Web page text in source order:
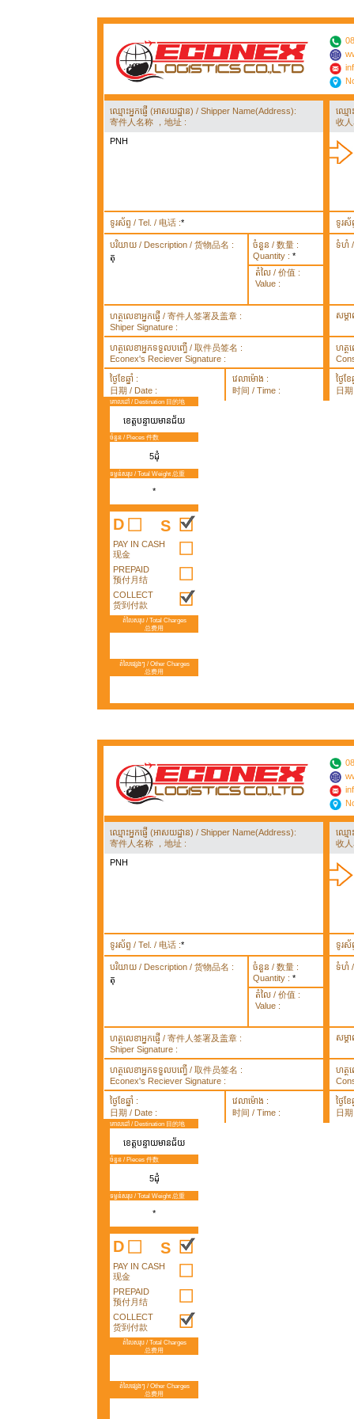
ឈ្មោះអ្នកផ្ញើ (អាសយដ្ឋាន) / Shipper Name(Address):
寄件人名称 ，地址 :
PNH
ឈ្មោ
收
ទូរស័ព្ទ / Tel. / 电话 :* ទូរស័
បរិយាយ / Description / 货物品名 :
តុ
ចំនួន / 数量 :
Quantity : *
តំលៃ / 价值 :
Value :
ទំហំ /
ហត្ថលេខាអ្នកផ្ញើ / 寄件人签署及盖章 :
Shiper Signature :
សម្គ
ហត្ថលេខាអ្នកទទួលបញ្ធើ / 取件员签名 :
Econex's Reciever Signature :
ហត្ថ
ថ្ងៃខែឆ្នាំ :
日期 / Date :
វេលាម៉ោង :
时间 / Time :
ថ្ងៃខែ
日
គោលដៅ / Destination 目的地
ខេត្តបន្ទាយមានជ័យ
ចំនួន / Pieces 件数
5ដុំ
ទម្ងន់សរុប / Total Weight 总重
*
D S
PAY IN CASH
现金
PREPAID
预付月结
COLLECT
货到付款
តំលៃសរុប / Total Charges
总费用
តំលៃផ្សេងៗ / Other Charges
总费用
ឈ្មោះអ្នកផ្ញើ (អាសយដ្ឋាន) / Shipper Name(Address):
寄件人名称 ，地址 :
PNH
ឈ្មោ
收
ទូរស័ព្ទ / Tel. / 电话 :* ទូរស័
បរិយាយ / Description / 货物品名 :
តុ
ចំនួន / 数量 :
Quantity : *
តំលៃ / 价值 :
Value :
ទំហំ /
ហត្ថលេខាអ្នកផ្ញើ / 寄件人签署及盖章 :
Shiper Signature :
សម្គ
ហត្ថលេខាអ្នកទទួលបញ្ធើ / 取件员签名 :
Econex's Reciever Signature :
ហត្ថ
ថ្ងៃខែឆ្នាំ :
日期 / Date :
វេលាម៉ោង :
时间 / Time :
ថ្ងៃខែ
日
គោលដៅ / Destination 目的地
ខេត្តបន្ទាយមានជ័យ
ចំនួន / Pieces 件数
5ដុំ
ទម្ងន់សរុប / Total Weight 总重
*
D S
PAY IN CASH
现金
PREPAID
预付月结
COLLECT
货到付款
តំលៃសរុប / Total Charges
总费用
តំលៃផ្សេងៗ / Other Charges
总费用